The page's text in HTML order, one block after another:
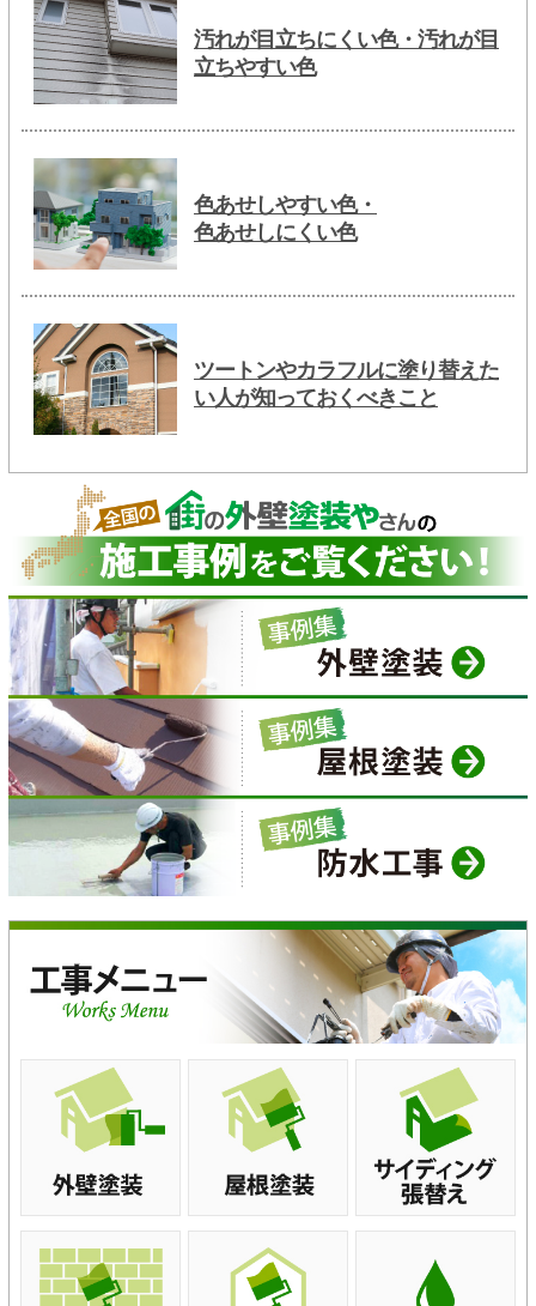
汚れが目立ちにくい色・汚れが目
立ちやすい色
色あせしやすい色・
色あせしにくい色
ツートンやカラフルに塗り替えた
い人が知っておくべきこと